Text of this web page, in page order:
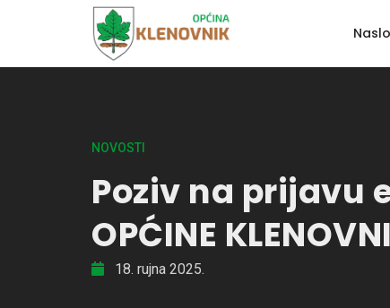
NOVOSTI
Poziv na prijavu
OPĆINE
18. rujna 2025.